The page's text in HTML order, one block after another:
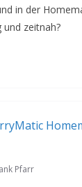
in der
und zeitnah?
Pfarr